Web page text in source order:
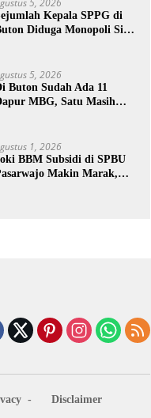
5, 2026
Kepala SPPG di
Diduga Monopoli Sisa
Pribadi
5, 2026
Buton Sudah Ada 11
MBG, Satu Masih
1, 2026
BBM Subsidi di SPBU
Makin Marak,
Disclaimer